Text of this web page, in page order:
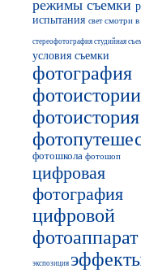
режимы съемки
испытания светсмотри в
стереофотография студийная
условия съемки
фотография
фотоистории
фотоистория
фотошкола фотошоп
цифровая
фотография
цифровой
фотоаппарат
экспозиция